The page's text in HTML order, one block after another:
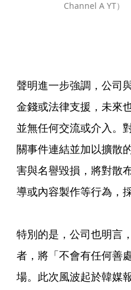
Channel A YT）
聲明進一步強調，公司
金錢或法律支援，未來
並無任何交流或介入。
關事件連結並加以擴散
害與名譽毀損，將對散
導或內容製作等行為，
特別的是，公司也明言
者，將「不會有任何善
場。此次風波起於韓媒